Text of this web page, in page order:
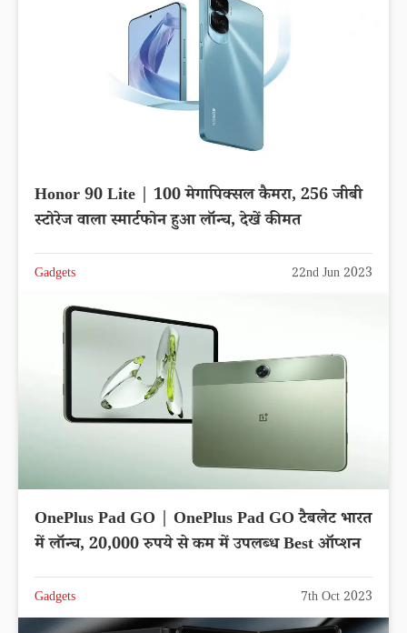
Honor 90 Lite | 100 मेगापिक्सल कैमरा, 256 जीबी
स्टोरेज वाला स्मार्टफोन हुआ लॉन्च, देखें कीमत
Gadgets 22nd Jun 2023
OnePlus Pad GO | OnePlus Pad GO टैबलेट भारत
में लॉन्च, 20,000 रुपये से कम में उपलब्ध Best ऑप्शन
Gadgets 7th Oct 2023